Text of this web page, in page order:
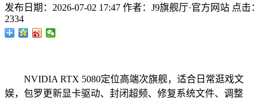
发布日期： 2026-07-02 17:47 作者： J9旗舰厅·官方网站 点击：
2334
NVIDIA RTX 5080定位高端次旗舰，适合日常逛戏文
娱，包罗更新显卡驱动、封闭超频、修复系统文件、调整